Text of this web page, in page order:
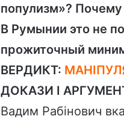
популизм»? Почему
В Румынии это не
прожиточный
ВЕРДИКТ:
ДОКАЗИ І
Вадим Рабінович